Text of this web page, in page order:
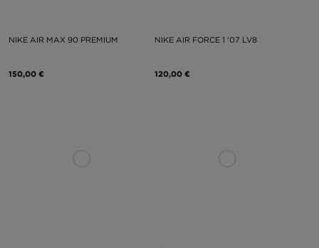
NIKE AIR MAX 90 PREMIUM
150,00 €
NIKE AIR FORCE 1 '07 LV8
120,00 €